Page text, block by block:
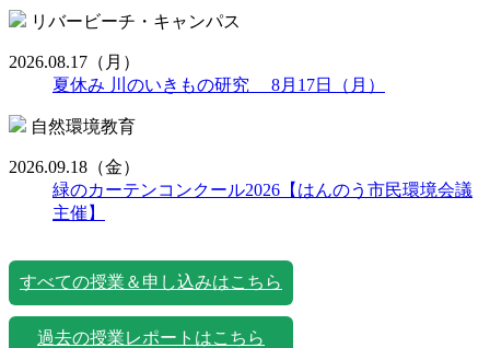
リバービーチ・キャンパス
2026.08.17 （月）
夏休み 川のいきもの研究 8月17日（月）
自然環境教育
2026.09.18 （金）
緑のカーテンコンクール2026【はんのう市民環境会議
主催】
すべての授業＆申し込みはこちら
過去の授業レポートはこちら